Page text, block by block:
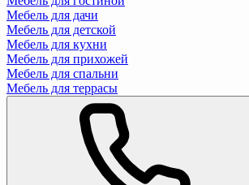
Мебель для дачи
Мебель для детской
Мебель для кухни
Мебель для прихожей
Мебель для спальни
Мебель для террасы